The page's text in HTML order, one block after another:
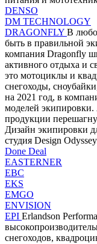
DENSO
DM TECHNOLOGY
DRAGONFLY В
быть в правильной
компания Dragonfly
активного отдыха и
это мотоциклы и
снегоходы,
на 2021 год, в
моделей экипировки.
продукции
Дизайн экипировки
студия Design
Done Deal
EASTERNER
EBC
EKS
EMGO
ENVISION
EPI Erlandson
снегоходов,